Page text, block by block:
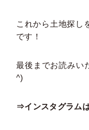
これから土地探し
です！
最後までお読みい
^)
⇒インスタグラム